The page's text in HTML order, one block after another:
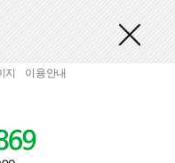
지 이용안내